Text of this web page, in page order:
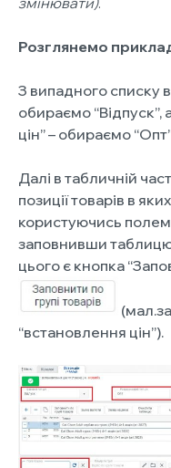
Розглянемо
З випадного списку в
обираємо “Відпуск”,
цін” – обираємо
Далі в табличній
позиції товарів в
користуючись
заповнивши
цього є кнопка
“встановлення цін”).